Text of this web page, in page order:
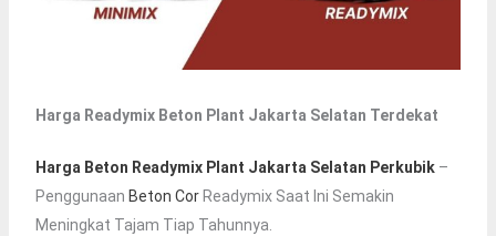
Harga Readymix Beton Plant Jakarta Selatan Terdekat
Harga Beton Readymix Plant Jakarta Selatan Perkubik–
Penggunaan Beton CorReadymix Saat Ini Semakin
Meningkat Tajam Tiap Tahunnya.